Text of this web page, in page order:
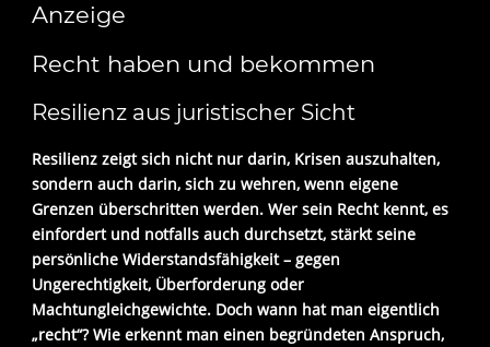
Anzeige
Recht haben und bekommen
Resilienz aus juristischer Sicht
Resilienz zeigt sich nicht nur darin, Krisen auszuhalten,
sondern auch darin, sich zu wehren, wenn eigene
Grenzen überschritten werden. Wer sein Recht kennt, es
einfordert und notfalls auch durchsetzt, stärkt seine
persönliche Widerstandsfähigkeit – gegen
Ungerechtigkeit, Überforderung oder
Machtungleichgewichte. Doch wann hat man eigentlich
„recht“? Wie erkennt man einen begründeten Anspruch,